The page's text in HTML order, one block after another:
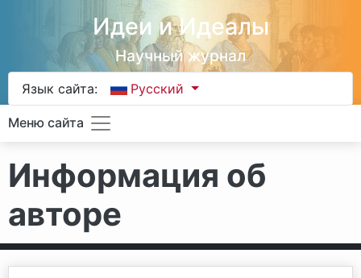
Идеи и Идеалы
Научный журнал
Язык сайта: Русский
Меню сайта
Информация об
авторе